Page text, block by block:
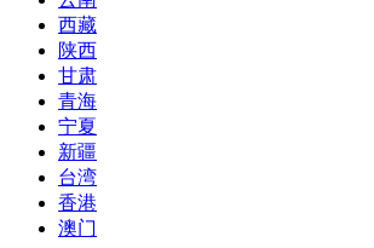
西藏
陕西
甘肃
青海
宁夏
新疆
台湾
香港
澳门